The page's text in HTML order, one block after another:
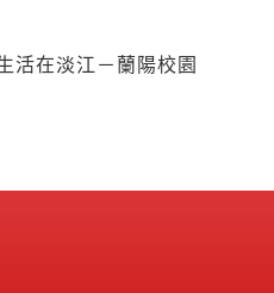
活在淡江－蘭陽校園